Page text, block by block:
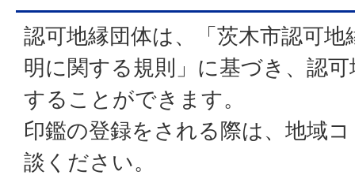
認可地縁団体は、「茨木市認可
明に関する規則」に基づき、認
することができます。
印鑑の登録をされる際は、地域
談ください。